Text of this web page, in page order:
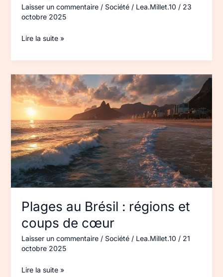
Laisser un commentaire / Société/ Lea.Millet.10 / 23
octobre 2025
Lire la suite »
Plages au Brésil : régions et
coups de cœur
Laisser un commentaire / Société/ Lea.Millet.10 / 21
octobre 2025
Plages
au
Brésil :
régions
et
coups
de
cœur
Lire la suite »